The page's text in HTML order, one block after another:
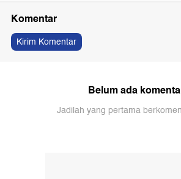
Komentar
Kirim Komentar
Belum ada
Jadilah yang pertama